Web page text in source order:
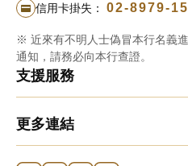
信用卡掛失： 02-8979-
※ 近來有不明人士偽冒本行名義
通知，請務必向本行查證。
支援服務
更多連結